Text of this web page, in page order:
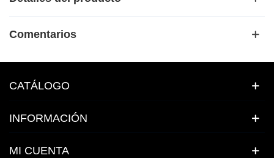
Comentarios
CATÁLOGO
INFORMACIÓN
MI CUENTA